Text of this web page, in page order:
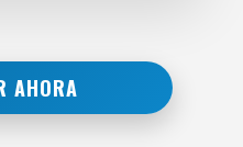
AHORA